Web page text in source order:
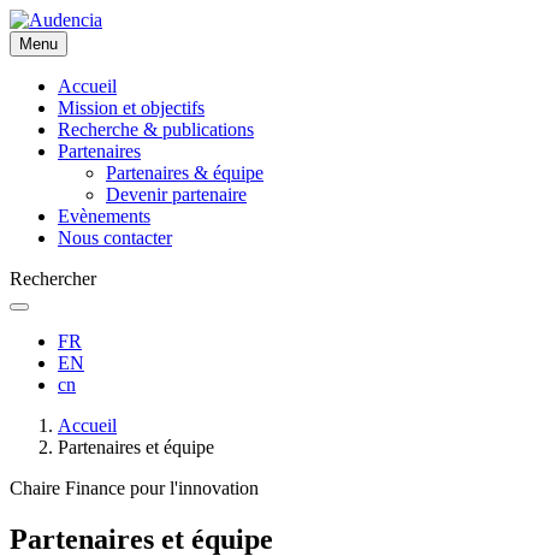
Aller
au
contenu
principal
Menu
Accueil
Mission et objectifs
Recherche & publications
Partenaires
Partenaires & équipe
Devenir partenaire
Evènements
Nous contacter
Rechercher
FR
EN
cn
d'Ariane
Accueil
Partenaires et équipe
Chaire Finance pour l'innovation
Partenaires et équipe